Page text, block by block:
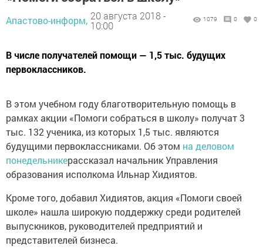
Апастово-информ, 20 августа 2018 -
10:00
1079 0 0
В числе получателей помощи — 1,5 тыс. будущих
первоклассников.
В этом учебном году благотворительную помощь в
рамках акции «Помоги собраться в школу» получат 3
тыс. 132 ученика, из которых 1,5 тыс. являются
будущими первоклассниками. Об этом на деловом
понедельникерассказал начальник Управления
образования исполкома Ильнар Хидиятов.
Кроме того, добавил Хидиятов, акция «Помоги своей
школе» нашла широкую поддержку среди родителей
выпускников, руководителей предприятий и
представителей бизнеса.